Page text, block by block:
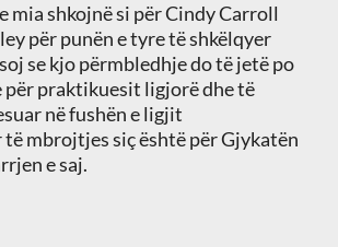
mia shkojnë si për Cindy Carroll
për punën e tyre të shkëlqyer
se kjo përmbledhje do të jetë po
për praktikuesit ligjorë dhe të
në fushën e ligjit
mbrojtjes siç është për Gjykatën
e saj.